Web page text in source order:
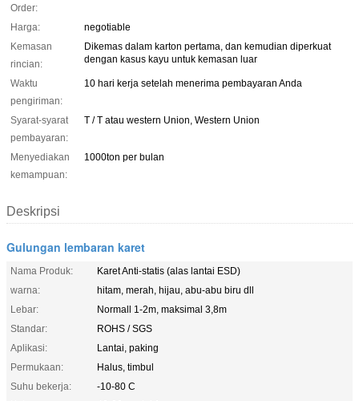
Order:
Harga:
negotiable
Kemasan
rincian:
Dikemas dalam karton pertama, dan kemudian diperkuat
dengan kasus kayu untuk kemasan luar
Waktu
pengiriman:
10 hari kerja setelah menerima pembayaran Anda
Syarat-syarat
pembayaran:
T / T atau western Union, Western Union
Menyediakan
kemampuan:
1000ton per bulan
Deskripsi
Gulungan lembaran karet
Nama Produk:
Karet Anti-statis (alas lantai ESD)
warna:
hitam, merah, hijau, abu-abu biru dll
Lebar:
Normall 1-2m, maksimal 3,8m
Standar:
ROHS / SGS
Aplikasi:
Lantai, paking
Permukaan:
Halus, timbul
Suhu bekerja:
-10-80 C